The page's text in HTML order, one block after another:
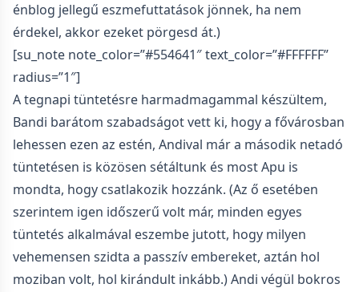
énblog jellegű eszmefuttatások jönnek, ha nem
érdekel, akkor ezeket pörgesd át.)
[su_note note_color=”#554641″ text_color=”#FFFFFF”
radius=”1″]
A tegnapi tüntetésre harmadmagammal készültem,
Bandi barátom szabadságot vett ki, hogy a fővárosban
lehessen ezen az estén, Andival már a második netadó
tüntetésen is közösen sétáltunk és most Apu is
mondta, hogy csatlakozik hozzánk. (Az ő esetében
szerintem igen időszerű volt már, minden egyes
tüntetés alkalmával eszembe jutott, hogy milyen
vehemensen szidta a passzív embereket, aztán hol
moziban volt, hol kirándult inkább.) Andi végül bokros